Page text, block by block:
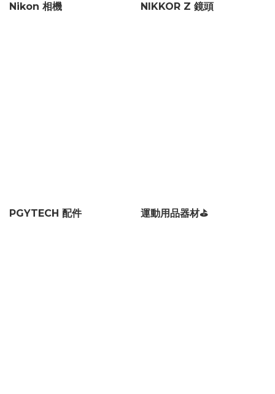
Nikon 相機 NIKKOR Z 鏡頭
PGYTECH 配件 運動用品器材⛳
KRYSTALO™ 晶彩畫